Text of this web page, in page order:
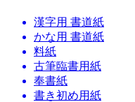
漢字用 書道紙
かな用 書道紙
料紙
古筆臨書用紙
奉書紙
書き初め用紙